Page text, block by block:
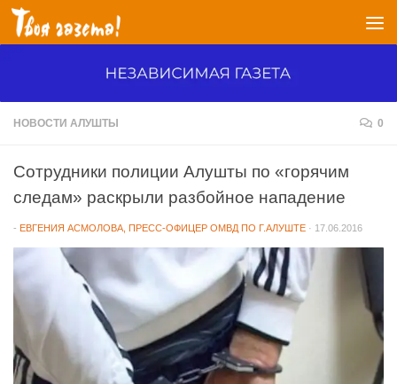
Перейти к содержимому
НОВОСТИ АЛУШТЫ 0
Сотрудники полиции Алушты по «горячим
следам» раскрыли разбойное нападение
- ЕВГЕНИЯ АСМОЛОВА, ПРЕСС-ОФИЦЕР ОМВД ПО Г.АЛУШТЕ · 17.06.2016